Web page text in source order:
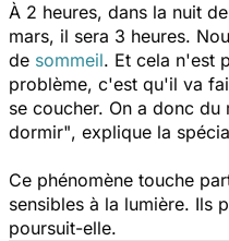
À 2 heures, dans la nuit
mars, il sera 3 heures.
de sommeil. Et cela n'est
problème, c'est qu'il va
se coucher. On a donc
dormir", explique la
Ce phénomène touche
sensibles à la lumière. Ils
poursuit-elle.